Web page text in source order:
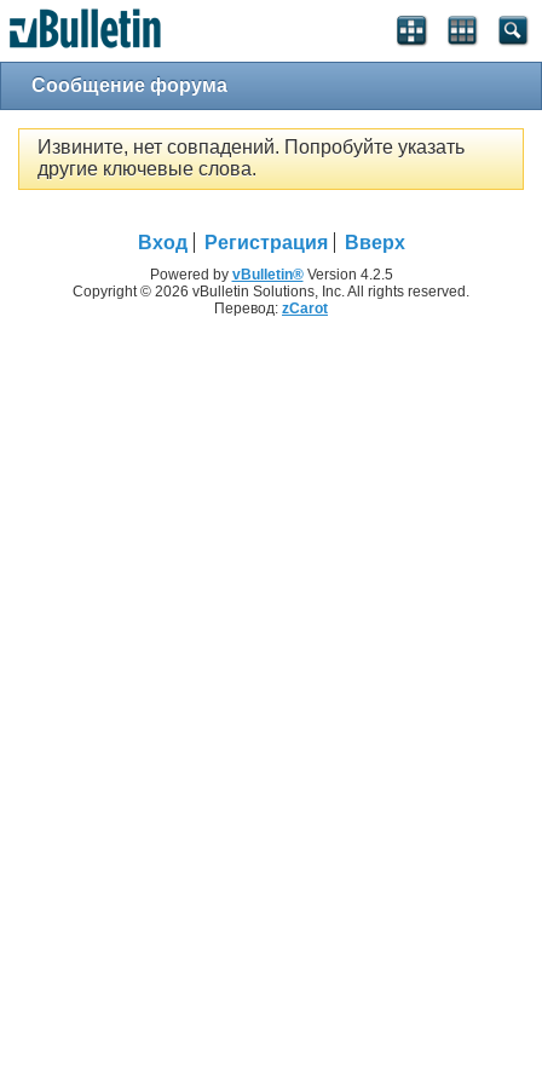
Сообщение форума
Извините, нет совпадений. Попробуйте указать
другие ключевые слова.
Вход Регистрация Вверх
Powered by vBulletin®Version 4.2.5
Copyright © 2026 vBulletin Solutions, Inc. All rights reserved.
Перевод: zCarot